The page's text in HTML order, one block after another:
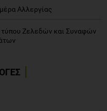
Αλλεργίας
Ζελεδών και Συναφών